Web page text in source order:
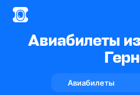
Авиабилеты
Авиабилеты